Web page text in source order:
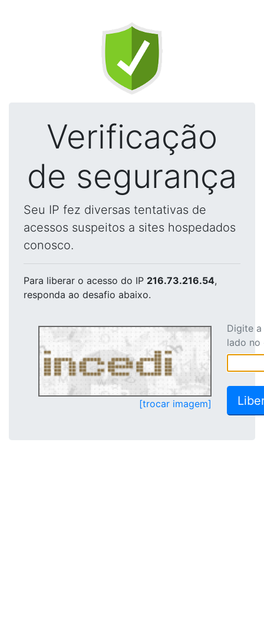
Verificação
de segurança
Seu IP fez diversas tentativas de
acessos suspeitos a sites hospedados
conosco.
Para liberar o acesso do IP 216.73.216.54,
responda ao desafio abaixo.
[trocar imagem]
Digite
lado no